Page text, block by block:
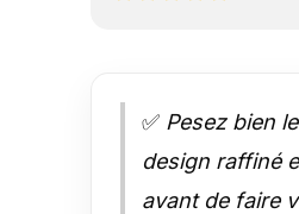
✅ Pesez bien
design raffiné
avant de faire